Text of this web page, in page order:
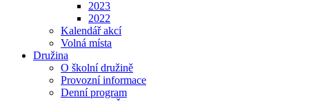
2023
2022
Kalendář akcí
Volná místa
Družina
O školní družině
Provozní informace
Denní program